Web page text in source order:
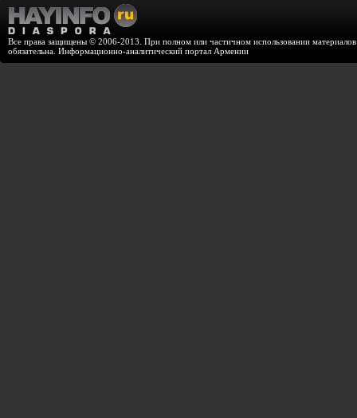
Все права защищены © 2006-2013. При полном или частичном использовании
обязательна. Информационно-аналитический портал Армении